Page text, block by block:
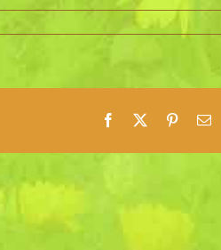
Facebook Pinterest
E-